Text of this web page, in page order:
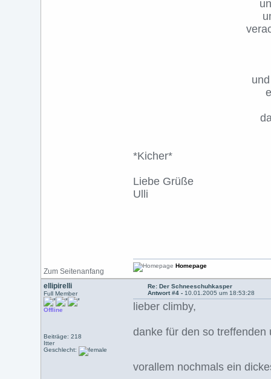
*Kicher*
Liebe Grüße
Ulli
Zum Seitenanfang
Homepage
ellipirelli
Full Member
Offline
Beiträge: 218
Itter
Geschlecht:
Re: Der Schneeschuhkasper
Antwort #4 - 10.01.2005 um 18:53:28
lieber climby,
danke für den so
vorallem nochmals ein